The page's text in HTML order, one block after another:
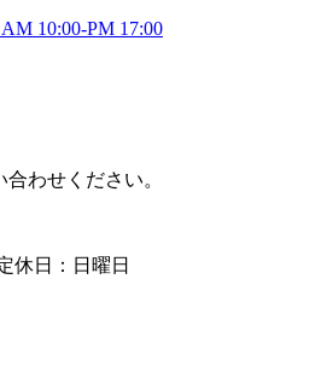
10:00-PM 17:00
わせください。
休日：日曜日